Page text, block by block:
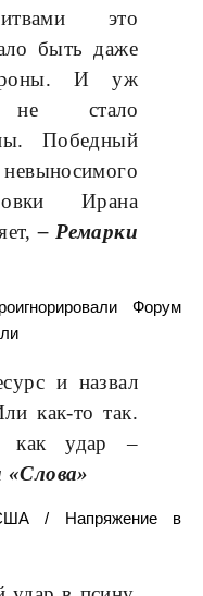
это
быть даже
И уж
стало
Победный
Ирана
– Ремарки
Форум
и назвал
как-то так.
удар –
«Слова»
/ Напряжение в